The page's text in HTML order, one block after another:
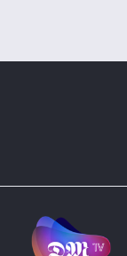
de Cookies